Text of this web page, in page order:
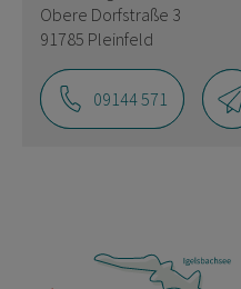
Obere Dorfstraße 3
91785 Pleinfeld
09144 571